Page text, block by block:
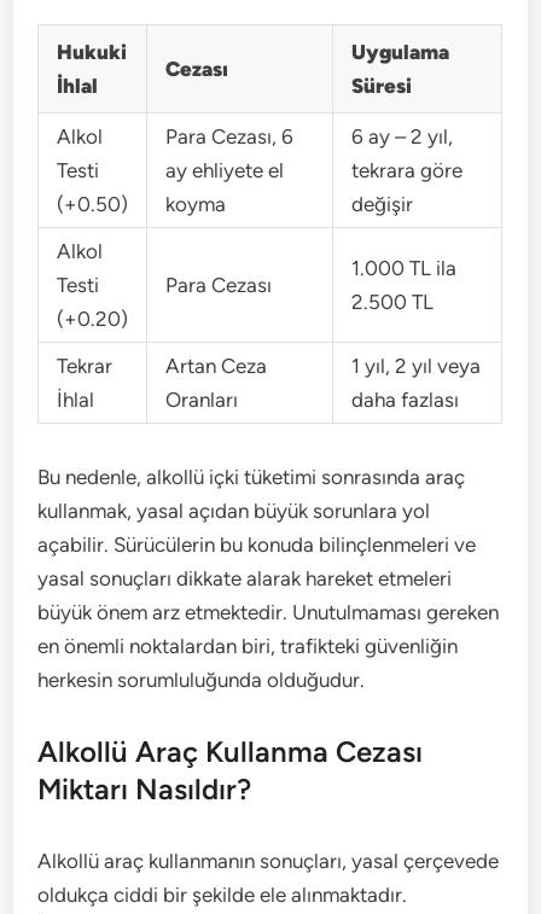
Hukuki
İhlal
Cezası
Uygulama
Süresi
Alkol
Testi
(+0.50)
Para Cezası, 6
ay ehliyete el
koyma
6 ay – 2 yıl,
tekrara göre
değişir
Alkol
Testi
(+0.20)
Para Cezası
1.000 TL ila
2.500 TL
Tekrar
İhlal
Artan Ceza
Oranları
1 yıl, 2 yıl veya
daha fazlası
Bu nedenle, alkollü içki tüketimi sonrasında araç
kullanmak, yasal açıdan büyük sorunlara yol
açabilir. Sürücülerin bu konuda bilinçlenmeleri ve
yasal sonuçları dikkate alarak hareket etmeleri
büyük önem arz etmektedir. Unutulmaması gereken
en önemli noktalardan biri, trafikteki güvenliğin
herkesin sorumluluğunda olduğudur.
Alkollü Araç Kullanma Cezası
Miktarı Nasıldır?
Alkollü araç kullanmanın sonuçları, yasal çerçevede
oldukça ciddi bir şekilde ele alınmaktadır.